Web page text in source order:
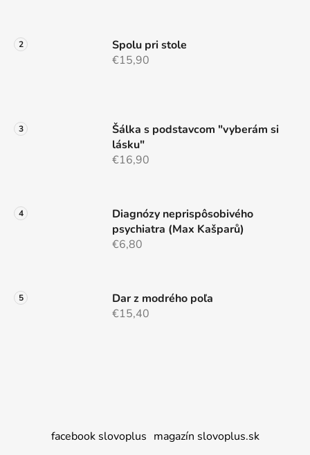
Spolu pri stole
€15,90
Šálka s podstavcom "vyberám si
lásku"
€16,90
Diagnózy neprispôsobivého
psychiatra (Max Kašparů)
€6,80
Dar z modrého poľa
€15,40
facebook slovoplus magazín slovoplus.sk